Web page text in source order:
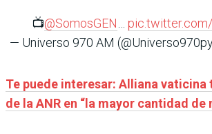
📺@SomosGEN
— Universo 970 AM
Te puede interesar: Alliana
de la ANR en “la mayor cantidad de